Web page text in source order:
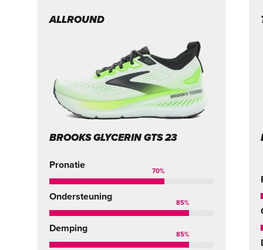
ALLROUND
BROOKS GLYCERIN GTS 23
Pronatie
70%
Ondersteuning
85%
Demping
85%